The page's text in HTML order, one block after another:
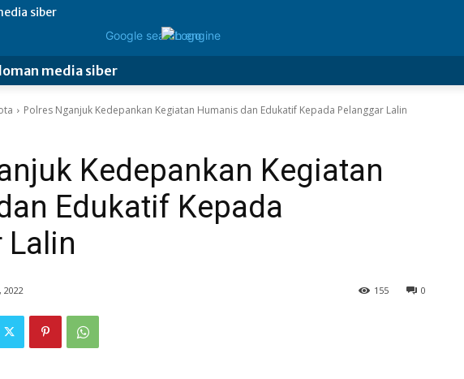
siber
media siber
Polres Nganjuk Kedepankan Kegiatan Humanis dan Edukatif Kepada Pelanggar Lalin
Kedepankan Kegiatan
Edukatif Kepada
Lalin
2022 0
155